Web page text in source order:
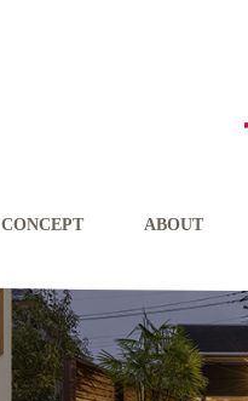
CONCEPT ABOUT